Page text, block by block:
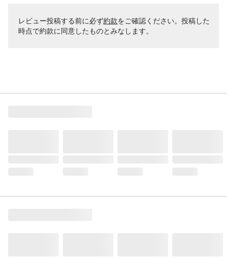
レビュー投稿する前に必ず約款をご確認ください。投稿した
時点で約款に同意したものとみなします。